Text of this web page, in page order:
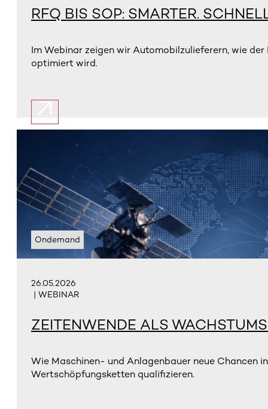
RFQ BIS SOP: SMARTER.
Im Webinar zeigen wir Automobilzulieferern, wie
optimiert wird.
Ondemand
26.05.2026
| WEBINAR
ZEITENWENDE ALS
Wie Maschinen- und Anlagenbauer neue Chancen
Wertschöpfungsketten qualifizieren.